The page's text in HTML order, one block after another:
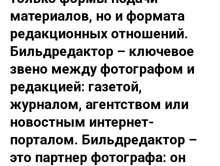
материалов, но и формата
редакционных отношений.
Бильдредактор – ключевое
звено между фотографом и
редакцией: газетой,
журналом, агентством или
новостным интернет-
порталом. Бильдредактор –
это партнер фотографа: он